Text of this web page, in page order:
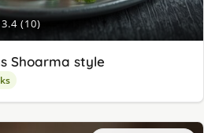
3.4 (10)
Shoarma style